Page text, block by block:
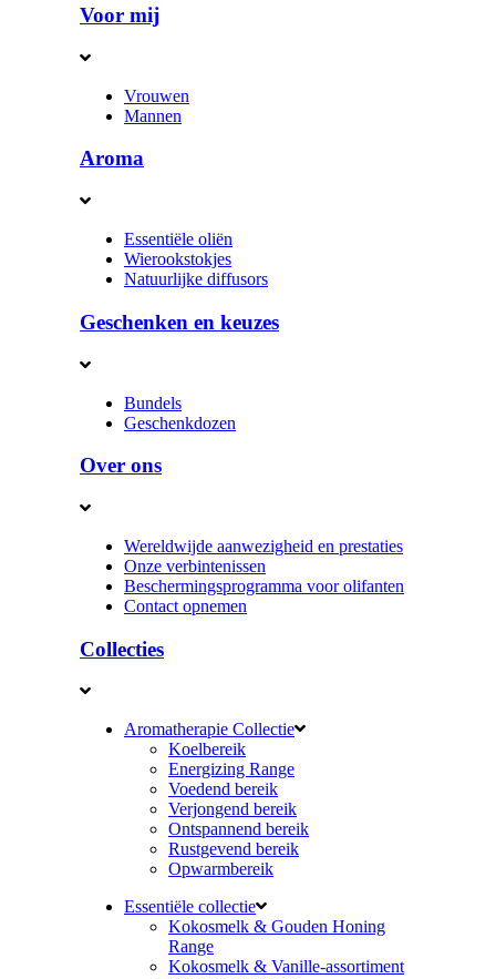
Voor mij
Vrouwen
Mannen
Aroma
Essentiële oliën
Wierookstokjes
Natuurlijke diffusors
Geschenken en keuzes
Bundels
Geschenkdozen
Over ons
Wereldwijde aanwezigheid en prestaties
Onze verbintenissen
Beschermingsprogramma voor olifanten
Contact opnemen
Collecties
Aromatherapie Collectie
Koelbereik
Energizing Range
Voedend bereik
Verjongend bereik
Ontspannend bereik
Rustgevend bereik
Opwarmbereik
Essentiële collectie
Kokosmelk & Gouden Honing
Range
Kokosmelk & Vanille-assortiment